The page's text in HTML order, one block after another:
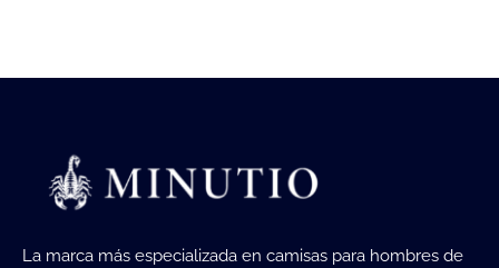
La marca más especializada en camisas para hombres de